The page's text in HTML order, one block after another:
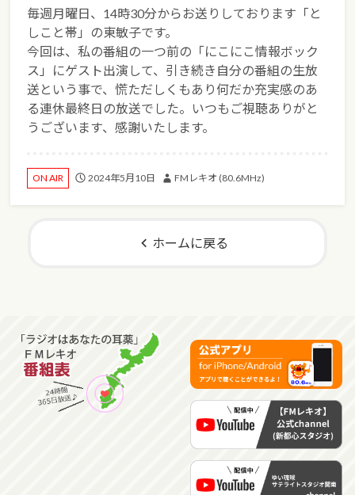
毎週月曜日、14時30分からお送りしております「と
しこと帯」の東敏子です。
今回は、私の番組の一つ前の「にこにこ情報ボック
ス」にゲスト出演して、引き続き自分の番組の生放
送という事で、慌ただしくもあり何だか充実感のあ
る連休最終日の放送でした。いつもご視聴ありがと
うございます、感謝いたします。
ON AIR 2024年5月10日 FMレキオ (80.6MHz)
ホームに戻る